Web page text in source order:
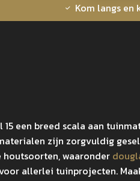
Kom langs en
een breed scala aan
zijn zorgvuldig
waaronder
allerlei tuinprojecten.